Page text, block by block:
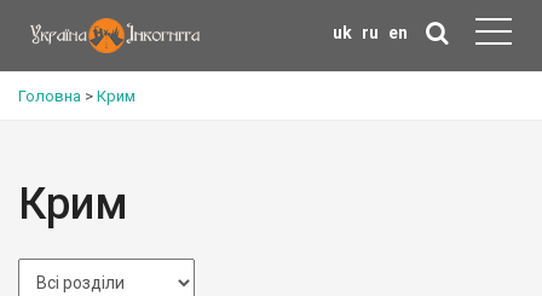
uk ru en
Головна > Крим
Крим